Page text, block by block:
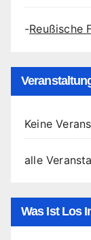
-Reußische
Keine
alle
Was Ist Los